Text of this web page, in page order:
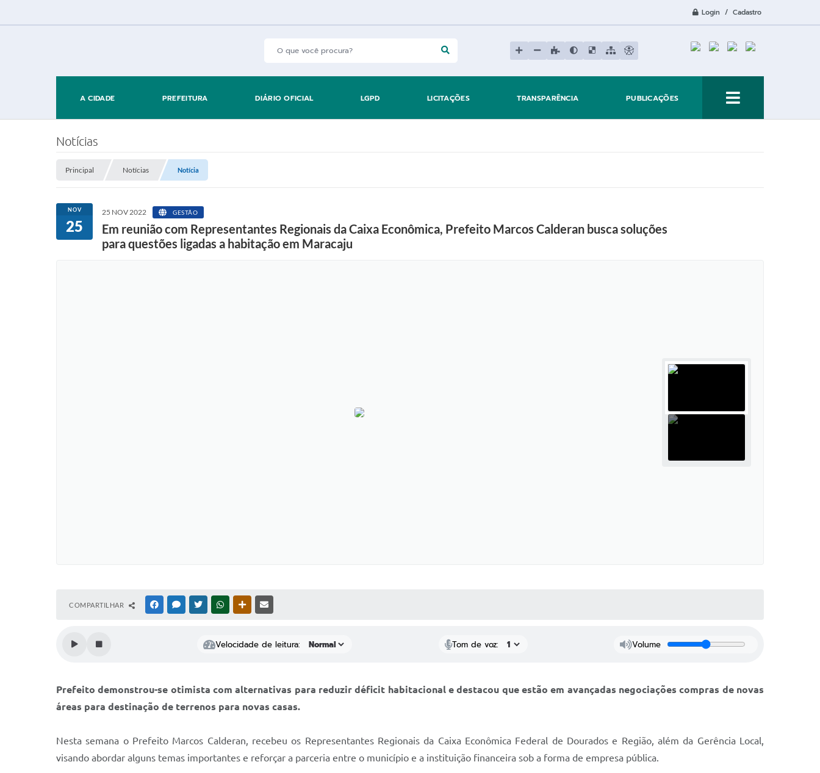
Login / Cadastro
A CIDADE PREFEITURA DIÁRIO OFICIAL LGPD LICITAÇÕES TRANSPARÊNCIA PUBLICAÇÕES
Notícias
Principal Notícias Notícia
NOV
25
25 NOV 2022 GESTÃO
Em reunião com Representantes Regionais da Caixa Econômica, Prefeito Marcos Calderan busca soluções
para questões ligadas a habitação em Maracaju
COMPARTILHAR FACEBOOKMESSENGER
TWITTERWHATSAPPOUTRAS MÍDIAS
Velocidade de leitura: Tom de voz: Volume
Prefeito demonstrou-se otimista com alternativas para reduzir déficit habitacional e destacou que estão em avançadas negociações compras de novas
áreas para destinação de terrenos para novas casas.
Nesta semana o Prefeito Marcos Calderan, recebeu os Representantes Regionais da Caixa Econômica Federal de Dourados e Região, além da Gerência Local,
visando abordar alguns temas importantes e reforçar a parceria entre o município e a instituição financeira sob a forma de empresa pública.